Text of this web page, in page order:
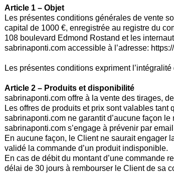
Article 1 – Objet
Les présentes conditions générales de vente
capital de 1000 €, enregistrée au registre du
108 boulevard Edmond Rostand et les
sabrinaponti.com accessible à l’adresse:
Les présentes conditions expriment
Article 2 – Produits et disponibilité
sabrinaponti.com offre à la vente des tirages,
Les offres de produits et prix sont valables tant
sabrinaponti.com ne garantit d’aucune façon
sabrinaponti.com s’engage à prévenir par
En aucune façon, le Client ne saurait engager
validé la commande d’un produit indisponible.
En cas de débit du montant d’une commande
délai de 30 jours à rembourser le Client de sa